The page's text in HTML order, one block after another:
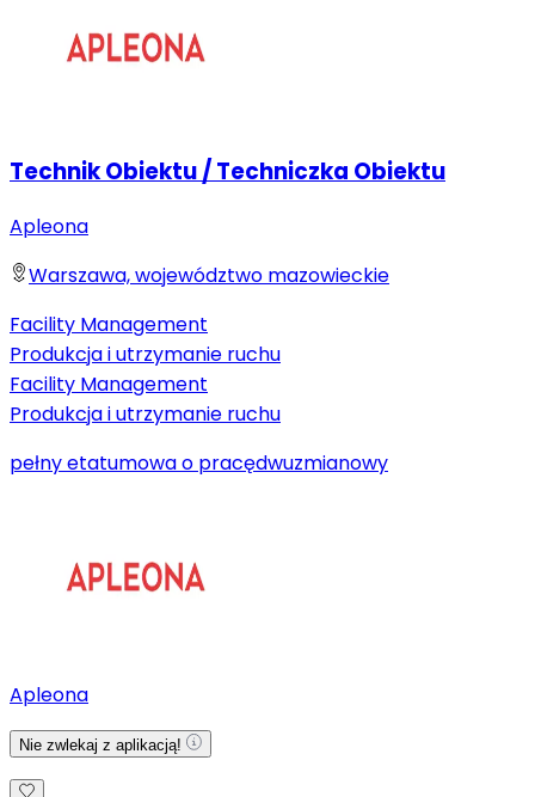
Technik Obiektu / Techniczka Obiektu
Apleona
Warszawa, województwo mazowieckie
Facility Management
Produkcja i utrzymanie ruchu
Facility Management
Produkcja i utrzymanie ruchu
pełny etatumowa o pracędwuzmianowy
Apleona
Nie zwlekaj z aplikacją!